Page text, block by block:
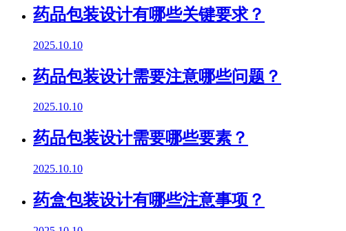
药品包装设计有哪些关键要求？
2025.10.10
药品包装设计需要注意哪些问题？
2025.10.10
药品包装设计需要哪些要素？
2025.10.10
药盒包装设计有哪些注意事项？